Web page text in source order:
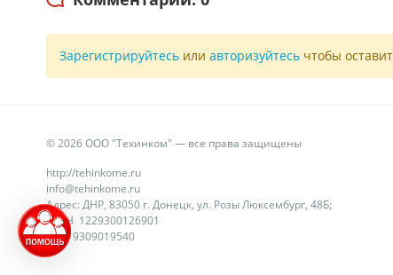
Зарегистрируйтесь или авторизуйтесь чтобы
© 2026 ООО "Техинком" — все права защищены
http://tehinkome.ru
info@tehinkome.ru
Адрес: ДНР, 83050 г. Донецк, ул. Розы Люксембург, 48Б;
ОГРН 1229300126901
ИНН 9309019540